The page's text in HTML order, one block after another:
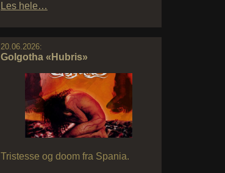
Les hele…
20.06.2026:
Golgotha «Hubris»
Tristesse og doom fra Spania.